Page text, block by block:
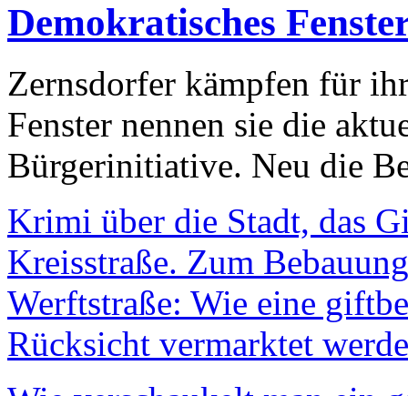
Demokratisches
Zernsdorfer kämpfen für
Fenster nennen sie die
Bürgerinitiative. Neu die
Krimi über die Stadt, das
Kreisstraße. Zum
Werftstraße: Wie eine
Rücksicht vermarktet